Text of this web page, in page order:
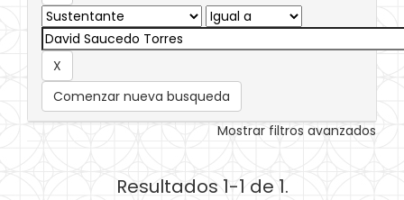
Comenzar nueva busqueda
Mostrar filtros avanzados
Resultados 1-1 de 1.